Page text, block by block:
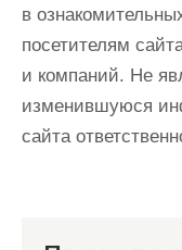
в
посетителям
и компаний. Не
изменившуюся
сайта